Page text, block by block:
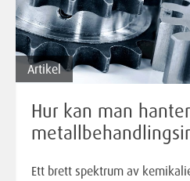
Artikel
Hur kan man
Ett brett spektrum av